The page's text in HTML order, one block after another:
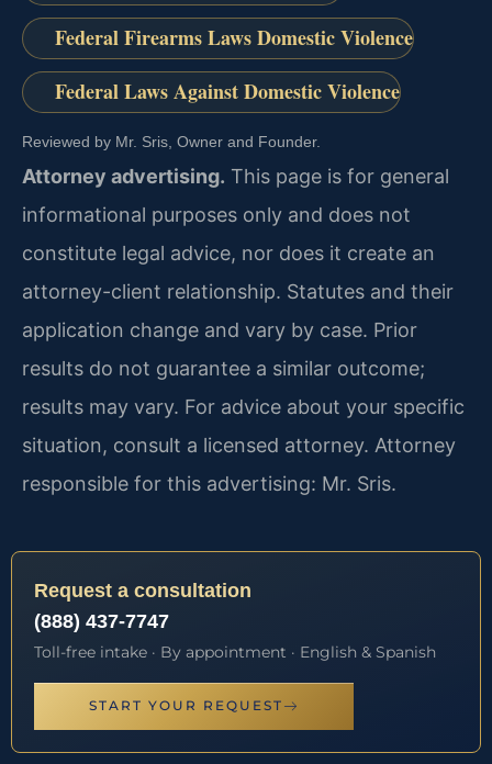
Federal Firearms Laws Domestic Violence
Federal Laws Against Domestic Violence
Reviewed by Mr. Sris, Owner and Founder.
Attorney advertising. This page is for general
informational purposes only and does not
constitute legal advice, nor does it create an
attorney-client relationship. Statutes and their
application change and vary by case. Prior
results do not guarantee a similar outcome;
results may vary. For advice about your specific
situation, consult a licensed attorney. Attorney
responsible for this advertising: Mr. Sris.
Request a consultation
(888) 437-7747
Toll-free intake · By appointment · English & Spanish
START YOUR REQUEST